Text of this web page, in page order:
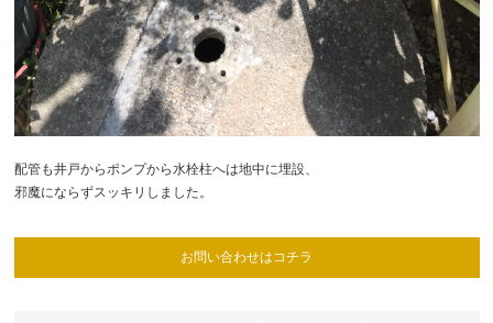
配管も井戸からポンプから水栓柱へは地中に埋設、
邪魔にならずスッキリしました。
お問い合わせはコチラ